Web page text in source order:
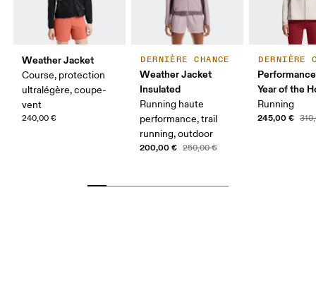
Weather Jacket
Course, protection
ultralégère, coupe-
vent
240,00 €
DERNIÈRE CHANCE
Weather Jacket
Insulated
Running haute
performance, trail
running, outdoor
200,00 € 250,00 €
DERNIÈRE
Year of the
Running
245,00 €